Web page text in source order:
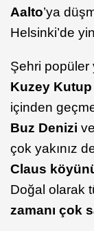
Aalto’ya
Helsinki’de
Şehri popüler
Kuzey
içinden
Buz Denizi
çok yakınız
Claus
Doğal olarak
zamanı çok